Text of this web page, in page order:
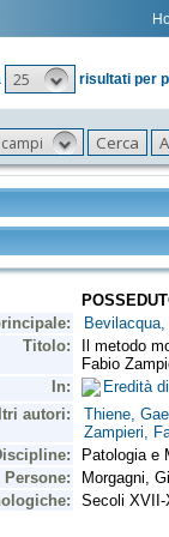
25 risultati per